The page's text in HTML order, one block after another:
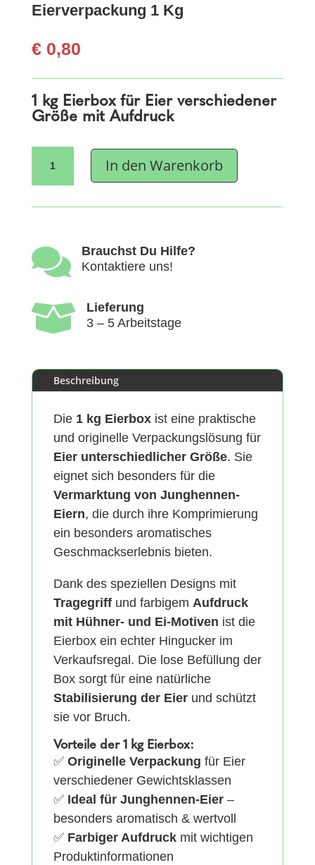
Eierverpackung 1 Kg
€0,80
1 kg Eierbox für Eier verschiedener
Größe mit Aufdruck
Eierverpackung
Kg
In den Warenkorb

Brauchst Du Hilfe?
Kontaktiere uns!

Lieferung
3 – 5 Arbeitstage
Beschreibung
Die 1 kg Eierboxist eine praktische
und originelle Verpackungslösung für
Eier unterschiedlicher Größe. Sie
eignet sich besonders für die
Vermarktung von Junghennen-
Eiern, die durch ihre Komprimierung
ein besonders aromatisches
Geschmackserlebnis bieten.
Dank des speziellen Designs mit
Tragegriffund farbigem Aufdruck
mit Hühner- und Ei-Motiven ist die
Eierbox ein echter Hingucker im
Verkaufsregal. Die lose Befüllung der
Box sorgt für eine natürliche
Stabilisierung der Eierund schützt
sie vor Bruch.
Vorteile der 1 kg Eierbox:
✅ Originelle Verpackung für Eier
verschiedener Gewichtsklassen
✅ Ideal für Junghennen-Eier–
besonders aromatisch & wertvoll
✅ Farbiger Aufdruckmit wichtigen
Produktinformationen